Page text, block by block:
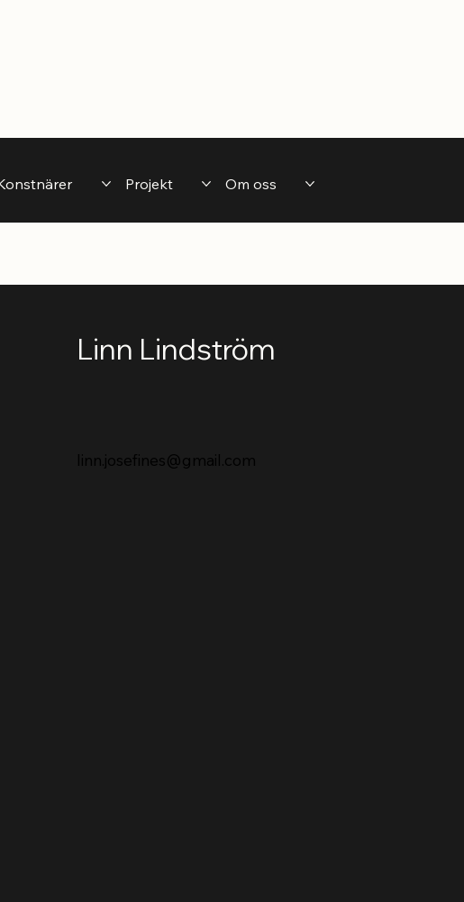
Linn Lindström
linn.josefines@gmail.com
Projekt Om oss